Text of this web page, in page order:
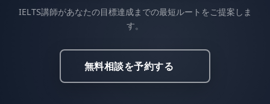
IELTS講師があなたの目標達成までの最短ルートをご提案しま
す。
無料相談を予約する